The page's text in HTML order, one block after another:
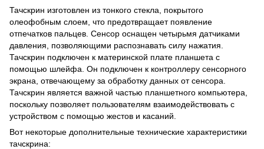
Тачскрин изготовлен из тонкого стекла, покрытого
олеофобным слоем, что предотвращает появление
отпечатков пальцев. Сенсор оснащен четырьмя датчиками
давления, позволяющими распознавать силу нажатия.
Тачскрин подключен к материнской плате планшета с
помощью шлейфа. Он подключен к контроллеру сенсорного
экрана, отвечающему за обработку данных от сенсора.
Тачскрин является важной частью планшетного компьютера,
поскольку позволяет пользователям взаимодействовать с
устройством с помощью жестов и касаний.
Вот некоторые дополнительные технические характеристики
тачскрина: